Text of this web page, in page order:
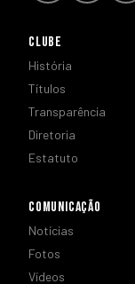
CLUBE
História
Títulos
Transparência
Diretoria
Estatuto
COMUNICAÇÃO
Notícias
Fotos
Vídeos